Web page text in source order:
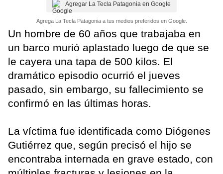
Agregar La Tecla Patagonia en Google
Agrega La Tecla Patagonia a tus medios preferidos en Google.
Un hombre de 60 años que trabajaba en
un barco murió aplastado luego de que se
le cayera una tapa de 500 kilos. El
dramático episodio ocurrió el jueves
pasado, sin embargo, su fallecimiento se
confirmó en las últimas horas.
La víctima fue identificada como Diógenes
Gutiérrez que, según precisó el hijo se
encontraba internada en grave estado, con